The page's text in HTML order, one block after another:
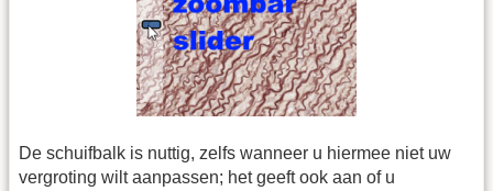
De schuifbalk is nuttig, zelfs wanneer u hiermee niet uw
vergroting wilt aanpassen; het geeft ook aan of u